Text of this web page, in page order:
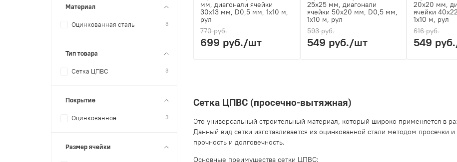
мм, диагонали ячейки
30х13 мм, D0,5 мм, 1х10 м,
рул
770 руб.
699 руб./шт
25х25 мм, диагонали
ячейки 50х20 мм, D0,5 мм,
1х10 м, рул
593 руб.
549 руб./шт
20х20 мм,
ячейки
1х10 м, рул
616 руб.
549 руб.
Сетка ЦПВС (просечно-вытяжная)
Это универсальный строительный материал, который широко применяется в
Данный вид сетки изготавливается из оцинкованной стали методом просечки
прочность и долговечность.
Основные преимущества сетки ЦПВС:
Материал
Оцинкованная сталь 3
Тип товара
Сетка ЦПВС 3
Покрытие
Оцинкованное 3
Размер ячейки